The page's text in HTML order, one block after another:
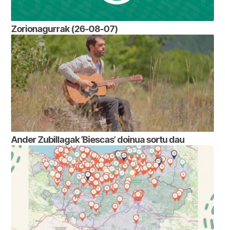
Zorionagurrak (26-08-07)
Ander Zubillagak ‘Biescas’ doinua sortu dau